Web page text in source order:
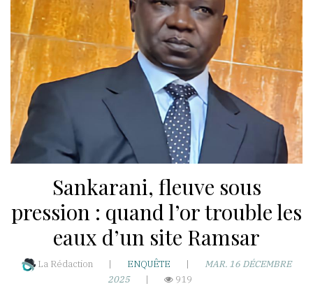
WhatsApp
akoumba2000
Résidence
Hawa-
Nongo
Taady-
Ro
BP:5173
République
Sankarani, fleuve sous
pression : quand l’or trouble les
eaux d’un site Ramsar
La Rédaction | ENQUÊTE |
MAR. 16 DÉCEMBRE
2025
| 919